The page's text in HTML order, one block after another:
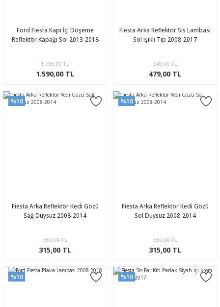
Ford Fiesta Kapı İçi Döşeme
Reflektör Kapağı Sol 2013-2018
1.765,00 TL
1.590,00 TL
Fiesta Arka Reflektör Sis Lambası
Sol Işıklı Tip 2008-2017
549,00 TL
479,00 TL
%10
Fiesta Arka Reflektör Kedi Gözü
Sağ Duysuz 2008-2014
350,00 TL
315,00 TL
%10
Fiesta Arka Reflektör Kedi Gözü
Sol Duysuz 2008-2014
350,00 TL
315,00 TL
%10 %10